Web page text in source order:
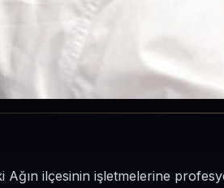
Ağın ilçesinin işletmelerine